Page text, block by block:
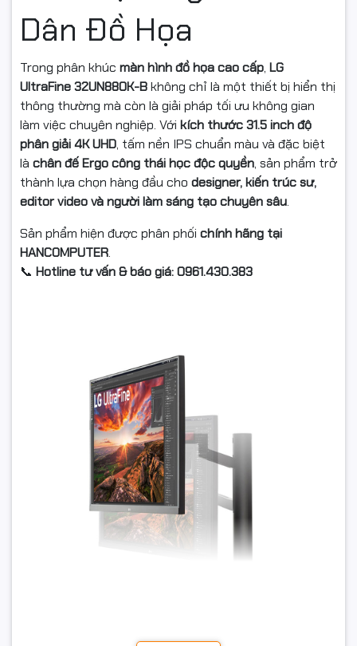
Dân Đồ Họa
Trong phân khúc màn hình đồ họa cao cấp, LG
UltraFine 32UN880K-Bkhông chỉ là một thiết bị hiển thị
thông thường mà còn là giải pháp tối ưu không gian
làm việc chuyên nghiệp. Với kích thước 31.5 inch độ
phân giải 4K UHD, tấm nền IPS chuẩn màu và đặc biệt
là chân đế Ergo công thái học độc quyền, sản phẩm trở
thành lựa chọn hàng đầu cho designer, kiến trúc sư,
editor video và người làm sáng tạo chuyên sâu.
Sản phẩm hiện được phân phối chính hãng tại
HANCOMPUTER.
📞 Hotline tư vấn & báo giá: 0961.430.383